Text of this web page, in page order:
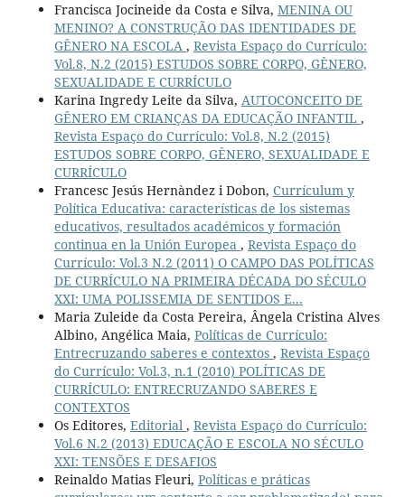
Francisca Jocineide da Costa e Silva, MENINA OU
MENINO? A CONSTRUÇÃO DAS IDENTIDADES DE
GÊNERO NA ESCOLA , Revista Espaço do Currículo:
Vol.8, N.2 (2015) ESTUDOS SOBRE CORPO, GÊNERO,
SEXUALIDADE E CURRÍCULO
Karina Ingredy Leite da Silva, AUTOCONCEITO DE
GÊNERO EM CRIANÇAS DA EDUCAÇÃO INFANTIL ,
Revista Espaço do Currículo: Vol.8, N.2 (2015)
ESTUDOS SOBRE CORPO, GÊNERO, SEXUALIDADE E
CURRÍCULO
Francesc Jesús Hernàndez i Dobon, Currículum y
Política Educativa: características de los sistemas
educativos, resultados académicos y formación
continua en la Unión Europea , Revista Espaço do
Currículo: Vol.3 N.2 (2011) O CAMPO DAS POLÍTICAS
DE CURRÍCULO NA PRIMEIRA DÉCADA DO SÉCULO
XXI: UMA POLISSEMIA DE SENTIDOS E...
Maria Zuleide da Costa Pereira, Ângela Cristina Alves
Albino, Angélica Maia, Políticas de Currículo:
Entrecruzando saberes e contextos , Revista Espaço
do Currículo: Vol.3, n.1 (2010) POLÍTICAS DE
CURRÍCULO: ENTRECRUZANDO SABERES E
CONTEXTOS
Os Editores, Editorial , Revista Espaço do Currículo:
Vol.6 N.2 (2013) EDUCAÇÃO E ESCOLA NO SÉCULO
XXI: TENSÕES E DESAFIOS
Reinaldo Matias Fleuri, Políticas e práticas